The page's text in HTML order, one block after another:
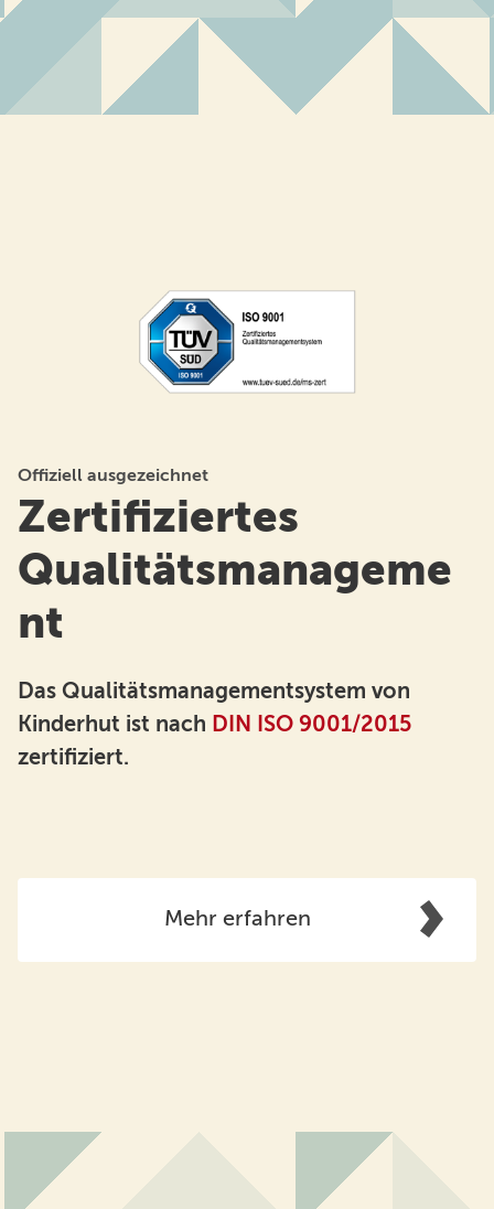
Offiziell ausgezeichnet
Zertifiziertes
Qualitätsmanageme
nt
Das Qualitätsmanagementsystem von
Kinderhut ist nach DIN ISO 9001/2015
zertifiziert.
Mehr erfahren